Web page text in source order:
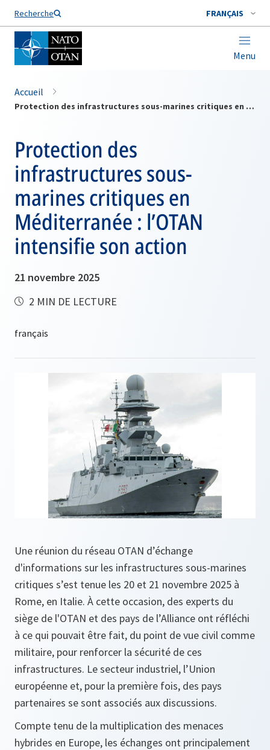
Recherche FRANÇAIS
Menu
Nom de famille*
Accueil
Protection des infrastructures sous-marines critiques en Méditerranée : l’OTAN intensifie son action
Protection des
infrastructures sous-
marines critiques en
Méditerranée : l’OTAN
intensifie son action
21 novembre 2025
2 MIN DE LECTURE
Une réunion du réseau OTAN d’échange
d'informations sur les infrastructures sous-marines
critiques s’est tenue les 20 et 21 novembre 2025 à
Rome, en Italie. À cette occasion, des experts du
siège de l'OTAN et des pays de l’Alliance ont réfléchi
à ce qui pouvait être fait, du point de vue civil comme
militaire, pour renforcer la sécurité de ces
infrastructures. Le secteur industriel, l’Union
européenne et, pour la première fois, des pays
partenaires se sont associés aux discussions.
Compte tenu de la multiplication des menaces
hybrides en Europe, les échanges ont principalement